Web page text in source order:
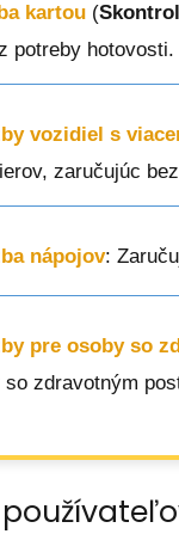
kartou (
potreby hotovosti.
vozidiel s
zaručujúc
nápojov:
pre osoby so
so zdravotným